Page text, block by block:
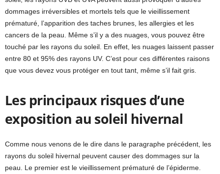
dommages irréversibles et mortels tels que le vieillissement
prématuré, l’apparition des taches brunes, les allergies et les
cancers de la peau. Même s’il y a des nuages, vous pouvez être
touché par les rayons du soleil. En effet, les nuages laissent passer
entre 80 et 95% des rayons UV. C’est pour ces différentes raisons
que vous devez vous protéger en tout tant, même s’il fait gris.
Les principaux risques d’une
exposition au soleil hivernal
Comme nous venons de le dire dans le paragraphe précédent, les
rayons du soleil hivernal peuvent causer des dommages sur la
peau. Le premier est le vieillissement prématuré de l’épiderme.